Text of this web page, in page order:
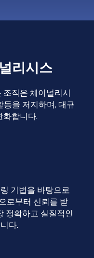
리시스
조직은 체이널리시
동을 저지하며, 대규
화합니다.
기법을 바탕으로
로부터 신뢰를 받
정확하고 실질적인
다.